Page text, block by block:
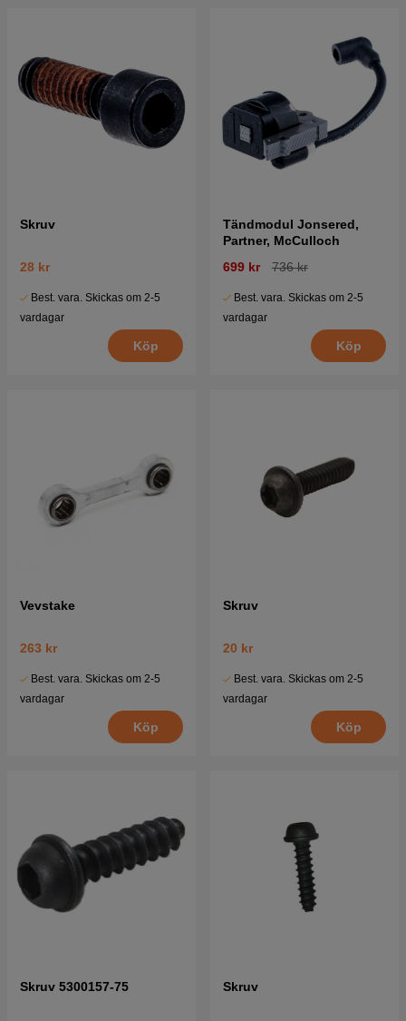
Skruv
28 kr
Best. vara. Skickas om 2-5
vardagar
Köp
Tändmodul Jonsered,
Partner, McCulloch
699 kr
736 kr
Best. vara. Skickas om 2-5
vardagar
Köp
Vevstake
263 kr
Best. vara. Skickas om 2-5
vardagar
Köp
Skruv
20 kr
Best. vara. Skickas om 2-5
vardagar
Köp
Skruv 5300157-75 Skruv